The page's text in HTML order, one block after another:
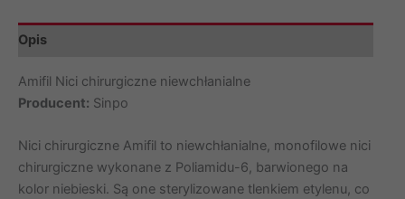
koła
odwrotnie
opak.
10
2MA302
Opis
Amifil Nici chirurgiczne niewchłanialne
Producent: Sinpo
Nici chirurgiczne Amifil to niewchłanialne, monofilowe nici
chirurgiczne wykonane z Poliamidu-6, barwionego na
kolor niebieski. Są one sterylizowane tlenkiem etylenu, co